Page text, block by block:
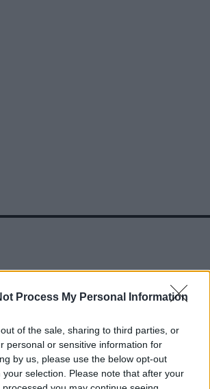
Process My Personal Information
of the sale, sharing to third parties, or
personal or sensitive information for
by us, please use the below opt-out
selection. Please note that after your